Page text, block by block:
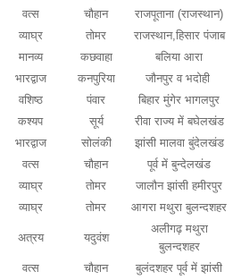
वत्स चौहान
राजपूताना (राजस्थान)
व्याघ्र तोमर
राजस्थान,हिसार पंजाब
मानव्य कछवाहा
बलिया आरा
भारद्वाज कनपुरिया
जौनपुर व भदोही
वशिष्ठ पंवार
बिहार मुंगेर भागलपुर
कश्यप सूर्य
रीवा राज्य में बघेलखंड
भारद्वाज सोलंकी
झांसी मालवा बुंदेलखंड
वत्स चौहान
पूर्व में बुन्देलखंड
व्याघ्र तोमर
जालौन झांसी हमीरपुर
व्याघ्र तोमर आगरा मथुरा बुलन्दशहर
अत्रय यदुवंश
अलीगढ़ मथुरा
बुलन्दशहर
वत्स चौहान
बुलंदशहर पूर्व में झांसी